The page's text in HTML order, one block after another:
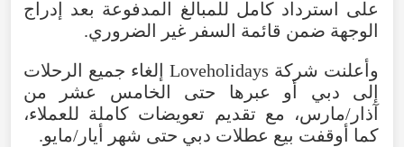
على استرداد كامل للمبالغ المدفوعة بعد
إدراج
الوجهة ضمن قائمة السفر غير الضروري.
وأعلنت شركة Loveholidays إلغاء جميع
الرحلات
إلى
دبي أو عبرها حتى الخامس عشر
من
آذار/مارس، مع تقديم تعويضات كاملة للعملاء،
كما
أوقفت بيع عطلات دبي حتى شهر أيار/مايو.